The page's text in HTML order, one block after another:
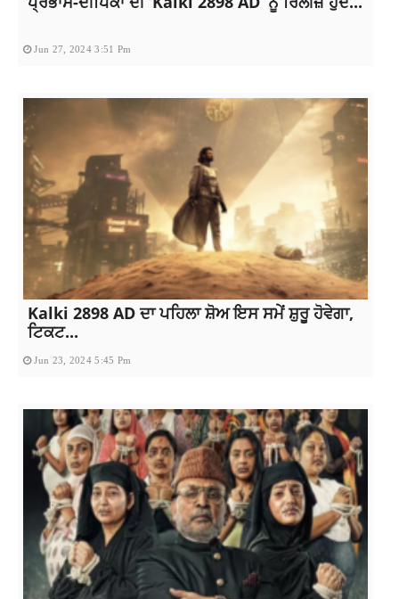
Jun 27, 2024 3:51 Pm
Kalki 2898 AD ਦਾ ਪਹਿਲਾ ਸ਼ੋਅ ਇਸ ਸਮੇਂ ਸ਼ੁਰੂ ਹੋਵੇਗਾ,
ਟਿਕਟ...
Jun 23, 2024 5:45 Pm